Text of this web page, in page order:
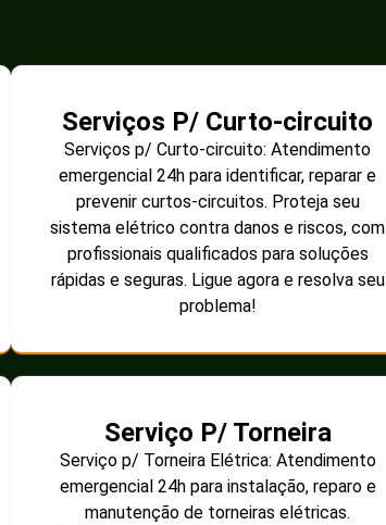
Serviços P/ Curto-circuito
Serviços p/ Curto-circuito: Atendimento
emergencial 24h para identificar, reparar e
prevenir curtos-circuitos. Proteja seu
sistema elétrico contra danos e riscos, com
profissionais qualificados para soluções
rápidas e seguras. Ligue agora e resolva seu
problema!
Serviço P/ Torneira
Serviço p/ Torneira Elétrica: Atendimento
emergencial 24h para instalação, reparo e
manutenção de torneiras elétricas.